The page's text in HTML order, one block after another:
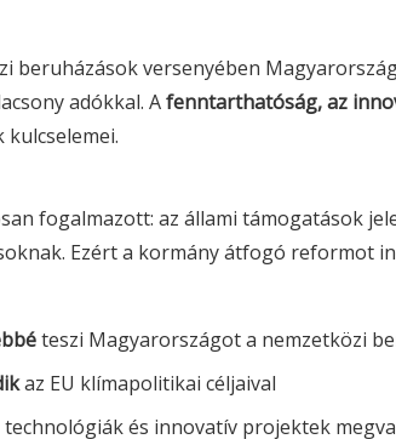
beruházások versenyében
adókkal. Afenntarthatóság, az
fogalmazott: az állami támogatások
Ezért a kormány átfogó reformot
teszi Magyarországot a nemzetközi
az EU klímapolitikai céljaival
technológiák és innovatív projektek